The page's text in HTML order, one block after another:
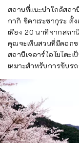
สถานที่แนะนำใกล้สถา
กากิ ชิดาเระซากุระ ตั้
เพียง 20 นาทีจากสถา
คุณจะเห็นสวนที่มีดอก
สถานีเจอาร์ไอโมโตะ
เหมาะสำหรับการขับร